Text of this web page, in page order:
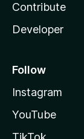
Contribute
Developer
Follow
Instagram
YouTube